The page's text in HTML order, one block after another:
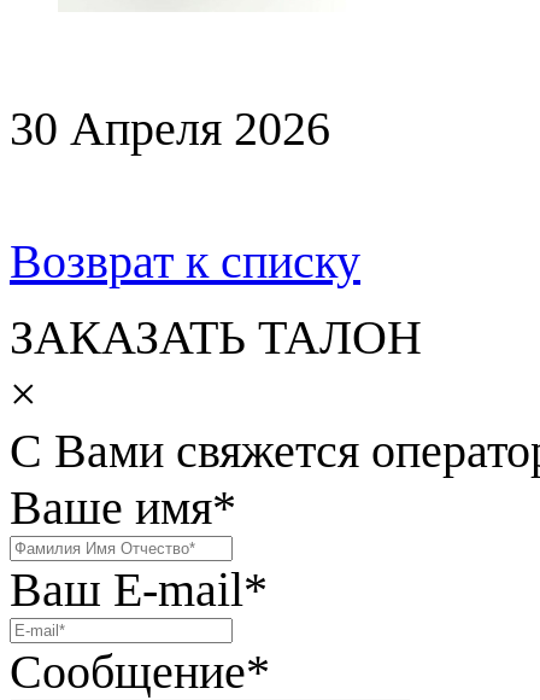
30 Апреля 2026
Возврат к списку
ЗАКАЗАТЬ ТАЛОН
×
С Вами свяжется
Ваше имя*
Ваш E-mail*
Сообщение*